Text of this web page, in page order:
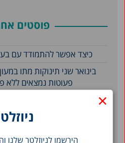
×
הירשמו לניוזלטר שלנו
פוסטים
כיצד אפשר להתמודד עם
בינואר שני תינוקות מתו
פעוטות נמצאים ללא
מנגנון פיצוי